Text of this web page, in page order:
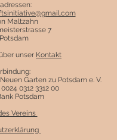
Maltzahn
7
unser Kontakt
Garten zu Potsdam e. V.
0312 3312 00
Potsdam
Vereins